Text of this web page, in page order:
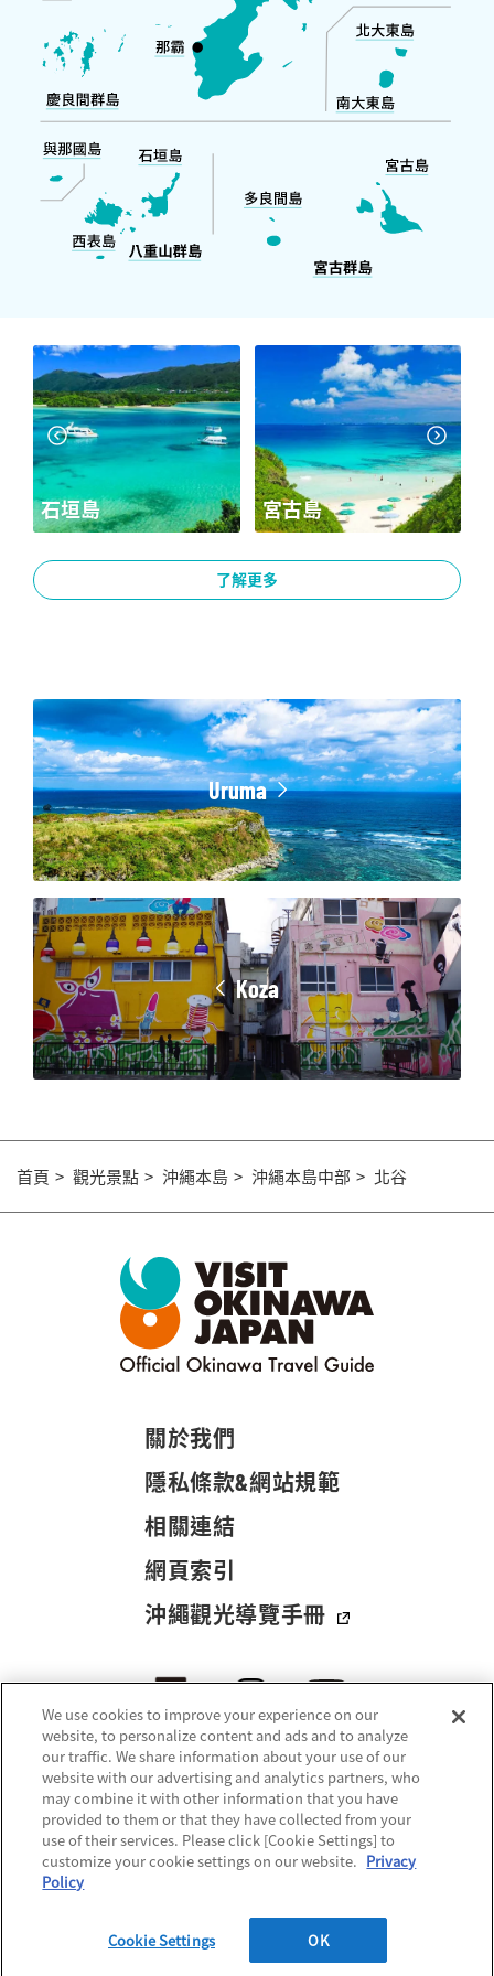
宮古島 山原
了解更多
Uruma
Koza
首頁 觀光景點 沖繩本島 沖繩本島中部 北谷
關於我們
隱私條款&網站規範
相關連結
網頁索引
沖繩觀光導覽手冊
© 2021- 2026 Okinawa Convention & Visitors Bureau. All rights reserved.
We use cookies to improve your experience on our
website, to personalize content and ads and to analyze
our traffic. We share information about your use of our
website with our advertising and analytics partners, who
may combine it with other information that you have
provided to them or that they have collected from your
use of their services. Please click [Cookie Settings] to
customize your cookie settings on our website. Privacy
Policy
Cookie Settings OK